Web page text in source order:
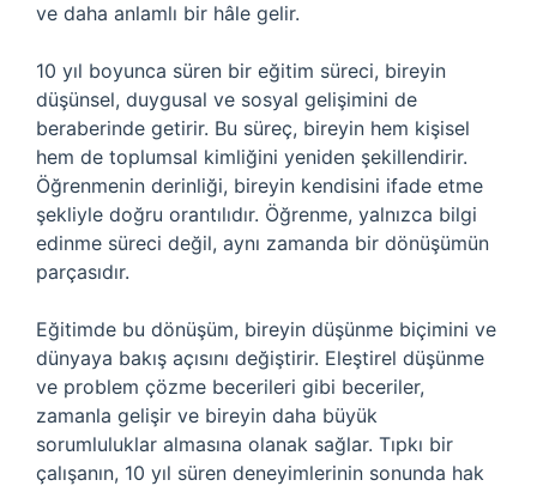
ve daha anlamlı bir hâle gelir.
10 yıl boyunca süren bir eğitim süreci, bireyin
düşünsel, duygusal ve sosyal gelişimini de
beraberinde getirir. Bu süreç, bireyin hem kişisel
hem de toplumsal kimliğini yeniden şekillendirir.
Öğrenmenin derinliği, bireyin kendisini ifade etme
şekliyle doğru orantılıdır. Öğrenme, yalnızca bilgi
edinme süreci değil, aynı zamanda bir dönüşümün
parçasıdır.
Eğitimde bu dönüşüm, bireyin düşünme biçimini ve
dünyaya bakış açısını değiştirir. Eleştirel düşünme
ve problem çözme becerileri gibi beceriler,
zamanla gelişir ve bireyin daha büyük
sorumluluklar almasına olanak sağlar. Tıpkı bir
çalışanın, 10 yıl süren deneyimlerinin sonunda hak